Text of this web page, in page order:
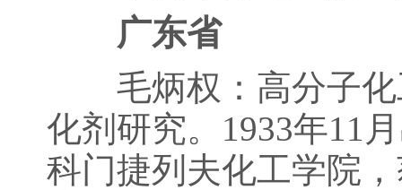
广东省
毛炳权：高分子化
化剂研究。1933年11
科门捷列夫化工学院